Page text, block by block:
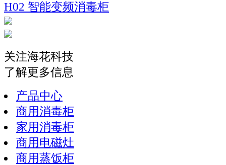
H02 智能变频消毒柜
关注海花科技
了解更多信息
产品中心
商用消毒柜
家用消毒柜
商用电磁灶
商用蒸饭柜